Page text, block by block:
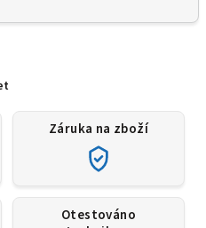
Záruka na zboží
Otestováno